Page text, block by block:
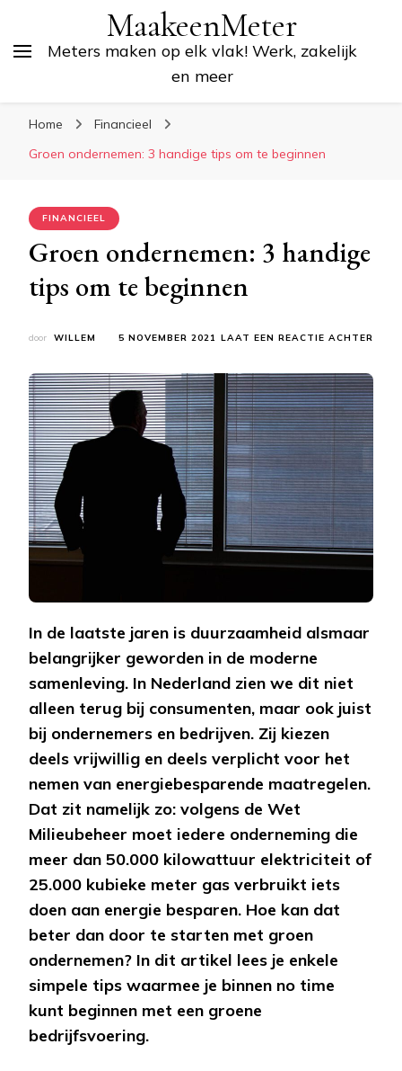
MaakeenMeter
Meters maken op elk vlak! Werk, zakelijk
en meer
Home
Financieel
Groen ondernemen: 3 handige tips om te beginnen
FINANCIEEL
Groen ondernemen: 3 handige
tips om te beginnen
door WILLEM 5 NOVEMBER 2021 LAAT EEN REACTIE ACHTER
3
TIPS
OM
TE
In de laatste jaren is duurzaamheid alsmaar
belangrijker geworden in de moderne
samenleving. In Nederland zien we dit niet
alleen terug bij consumenten, maar ook juist
bij ondernemers en bedrijven. Zij kiezen
deels vrijwillig en deels verplicht voor het
nemen van energiebesparende maatregelen.
Dat zit namelijk zo: volgens de Wet
Milieubeheer moet iedere onderneming die
meer dan 50.000 kilowattuur elektriciteit of
25.000 kubieke meter gas verbruikt iets
doen aan energie besparen. Hoe kan dat
beter dan door te starten met groen
ondernemen? In dit artikel lees je enkele
simpele tips waarmee je binnen no time
kunt beginnen met een groene
bedrijfsvoering.